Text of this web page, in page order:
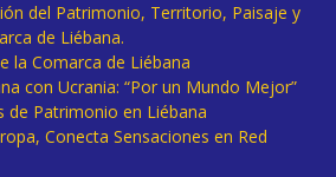
del Patrimonio, Territorio, Paisaje y
de Liébana.
la Comarca de Liébana
con Ucrania: “Por un Mundo Mejor”
de Patrimonio en Liébana
Conecta Sensaciones en Red